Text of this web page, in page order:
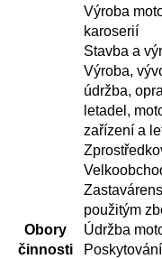
Obory
činnosti
Výroba
karoserií
Stavba a
Výroba,
údržba,
letadel,
zařízení a
použitým
Údržba